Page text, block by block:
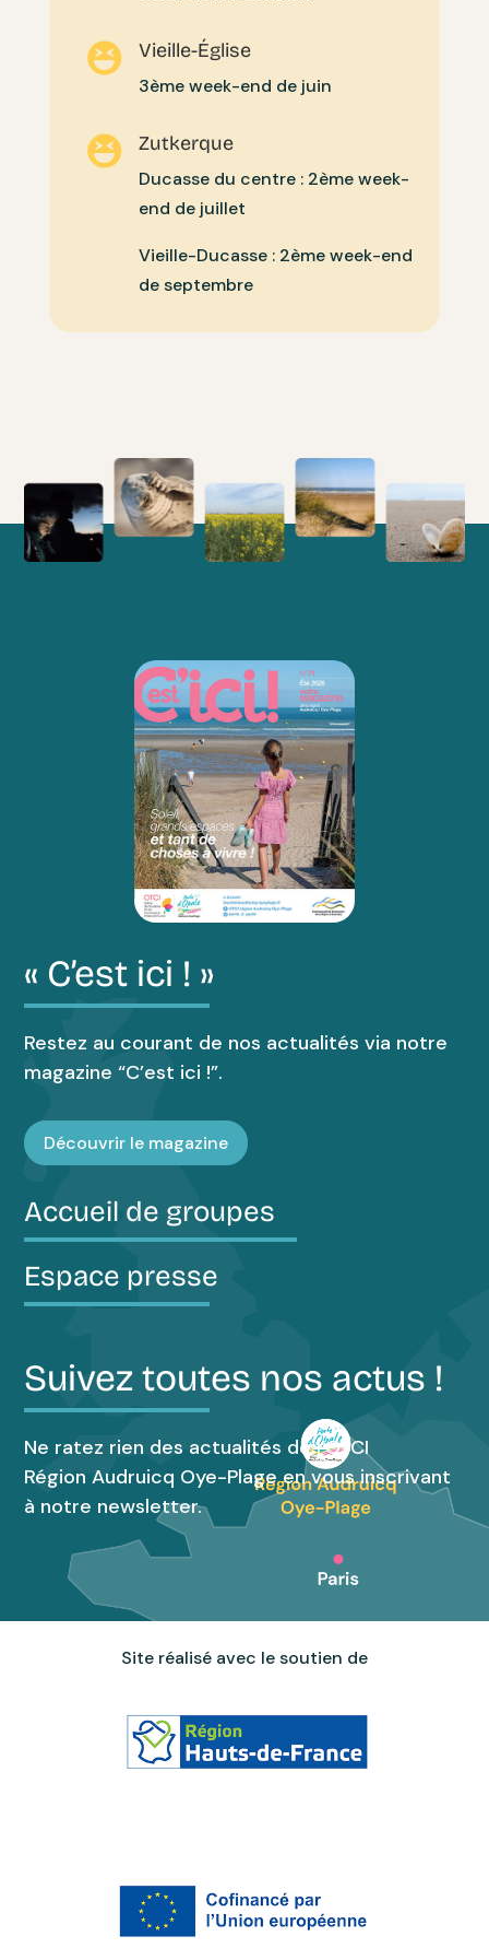
 Vieille-Église
3ème week-end de juin
 Zutkerque
Ducasse du centre : 2ème week-
end de juillet
Vieille-Ducasse : 2ème week-end
de septembre
« C’est ici ! »
Restez au courant de nos actualités via notre
magazine “C’est ici !”.
Découvrir le magazine
Accueil de groupes
Espace presse
Suivez toutes nos actus !
Ne ratez rien des actualités de l’OTCI
Région Audruicq Oye-Plage en vous inscrivant
à notre newsletter.
Site réalisé avec le soutien de